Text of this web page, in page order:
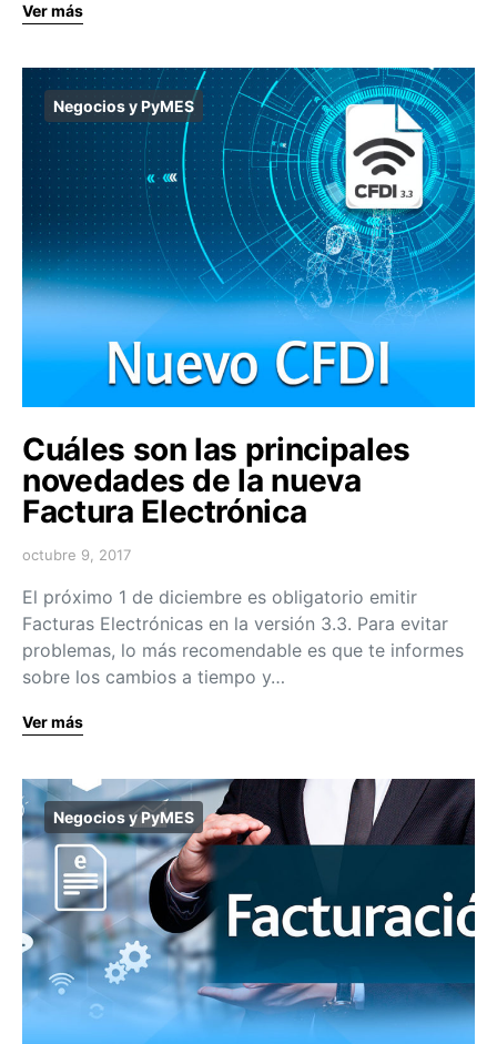
Ver más
Negocios y PyMES
Cuáles son las principales
novedades de la nueva
Factura Electrónica
octubre 9, 2017
El próximo 1 de diciembre es obligatorio emitir
Facturas Electrónicas en la versión 3.3. Para evitar
problemas, lo más recomendable es que te informes
sobre los cambios a tiempo y…
Ver más
Negocios y PyMES